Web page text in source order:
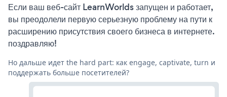
Если ваш веб-сайт LearnWorlds запущен и работает,
вы преодолели первую серьезную проблему на пути к
расширению присутствия своего бизнеса в интернете.
поздравляю!
Но дальше идет the hard part: как engage, captivate, turn и
поддержать больше посетителей?